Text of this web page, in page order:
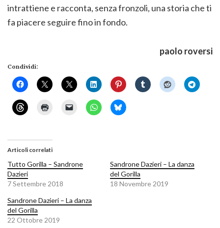
intrattiene e racconta, senza fronzoli, una storia che ti
fa piacere seguire fino in fondo.
paolo roversi
Condividi:
Articoli correlati
Tutto Gorilla – Sandrone
Dazieri
7 Settembre 2018
Sandrone Dazieri – La danza
del Gorilla
18 Novembre 2019
Sandrone Dazieri – La danza
del Gorilla
22 Ottobre 2019